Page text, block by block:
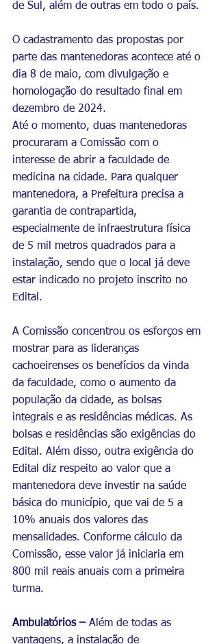
de Sul, além de outras em todo o país.
O cadastramento das propostas por
parte das mantenedoras acontece até o
dia 8 de maio, com divulgação e
homologação do resultado final em
dezembro de 2024.
Até o momento, duas mantenedoras
procuraram a Comissão com o
interesse de abrir a faculdade de
medicina na cidade. Para qualquer
mantenedora, a Prefeitura precisa a
garantia de contrapartida,
especialmente de infraestrutura física
de 5 mil metros quadrados para a
instalação, sendo que o local já deve
estar indicado no projeto inscrito no
Edital.
A Comissão concentrou os esforços em
mostrar para as lideranças
cachoeirenses os benefícios da vinda
da faculdade, como o aumento da
população da cidade, as bolsas
integrais e as residências médicas. As
bolsas e residências são exigências do
Edital. Além disso, outra exigência do
Edital diz respeito ao valor que a
mantenedora deve investir na saúde
básica do município, que vai de 5 a
10% anuais dos valores das
mensalidades. Conforme cálculo da
Comissão, esse valor já iniciaria em
800 mil reais anuais com a primeira
turma.
Ambulatórios – Além de todas as
vantagens, a instalação de